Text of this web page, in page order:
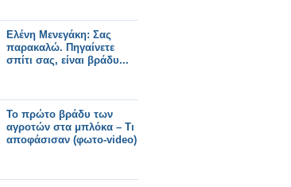
Ελένη Μενεγάκη: Σας
παρακαλώ. Πηγαίνετε
σπίτι σας, είναι βράδυ...
Το πρώτο βράδυ των
αγροτών στα μπλόκα – Τι
αποφάσισαν (φωτο-video)